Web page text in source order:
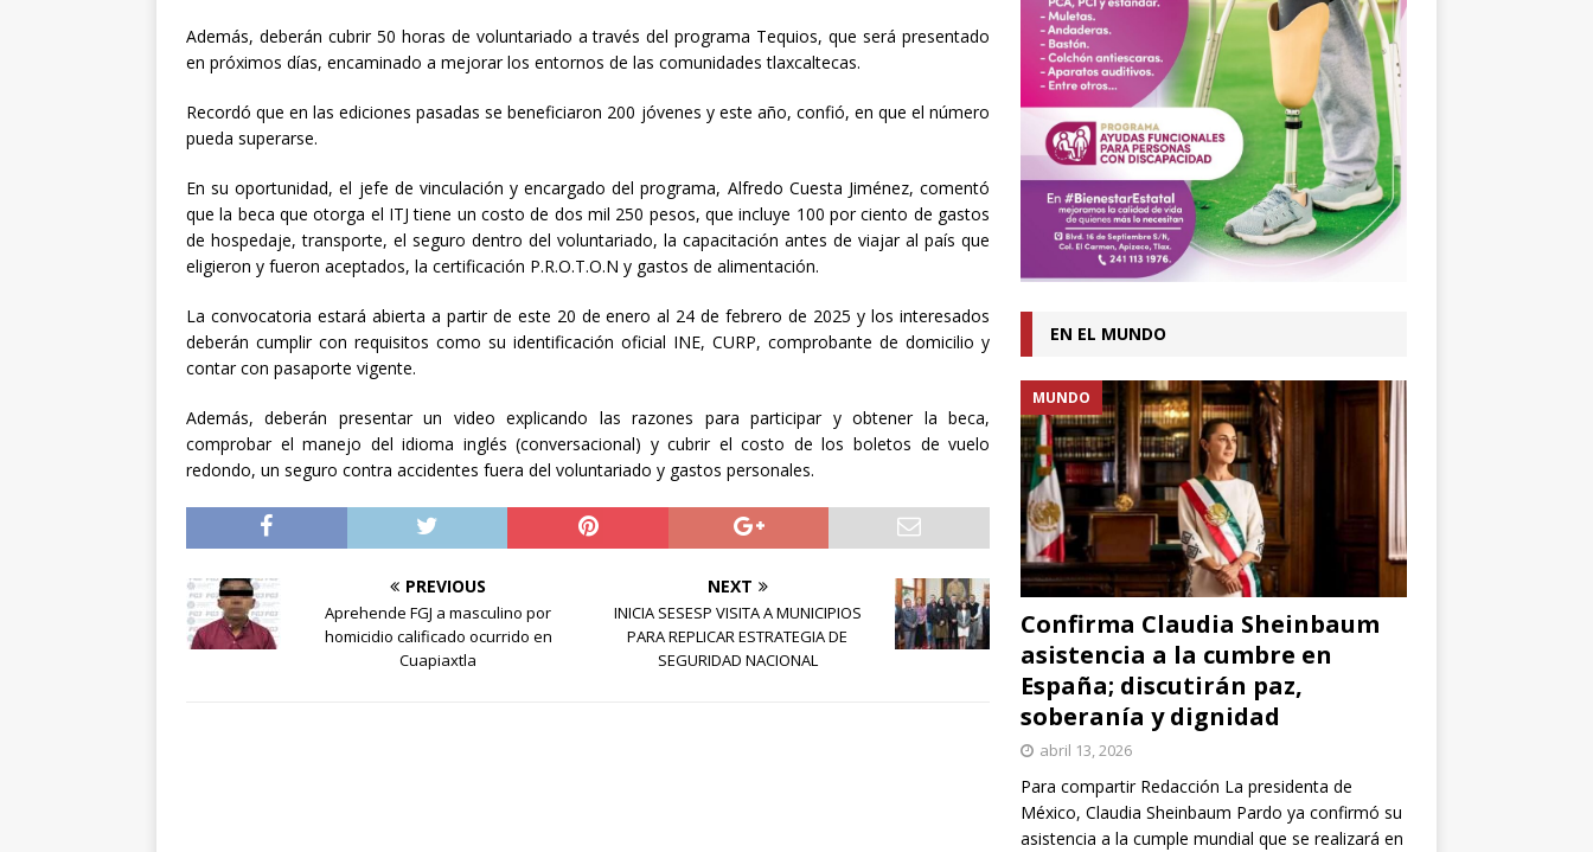
Además, deberán cubrir 50 horas de voluntariado a través del programa Tequios, que será presentado
en próximos días, encaminado a mejorar los entornos de las comunidades tlaxcaltecas.
Recordó que en las ediciones pasadas se beneficiaron 200 jóvenes y este año, confió, en que el número
pueda superarse.
En su oportunidad, el jefe de vinculación y encargado del programa, Alfredo Cuesta Jiménez, comentó
que la beca que otorga el ITJ tiene un costo de dos mil 250 pesos, que incluye 100 por ciento de gastos
de hospedaje, transporte, el seguro dentro del voluntariado, la capacitación antes de viajar al país que
eligieron y fueron aceptados, la certificación P.R.O.T.O.N y gastos de alimentación.
La convocatoria estará abierta a partir de este 20 de enero al 24 de febrero de 2025 y los interesados
deberán cumplir con requisitos como su identificación oficial INE, CURP, comprobante de domicilio y
contar con pasaporte vigente.
Además, deberán presentar un video explicando las razones para participar y obtener la beca,
comprobar el manejo del idioma inglés (conversacional) y cubrir el costo de los boletos de vuelo
redondo, un seguro contra accidentes fuera del voluntariado y gastos personales.
PREVIOUS
Aprehende FGJ a masculino por
homicidio calificado ocurrido en
Cuapiaxtla
NEXT
INICIA SESESP VISITA A MUNICIPIOS
PARA REPLICAR ESTRATEGIA DE
SEGURIDAD NACIONAL
EN EL MUNDO
Confirma Claudia Sheinbaum
asistencia a la cumbre en
España; discutirán paz,
soberanía y dignidad
MUNDO
abril 13, 2026
Para compartir Redacción La presidenta de
México, Claudia Sheinbaum Pardo ya confirmó su
asistencia a la cumple mundial que se realizará en